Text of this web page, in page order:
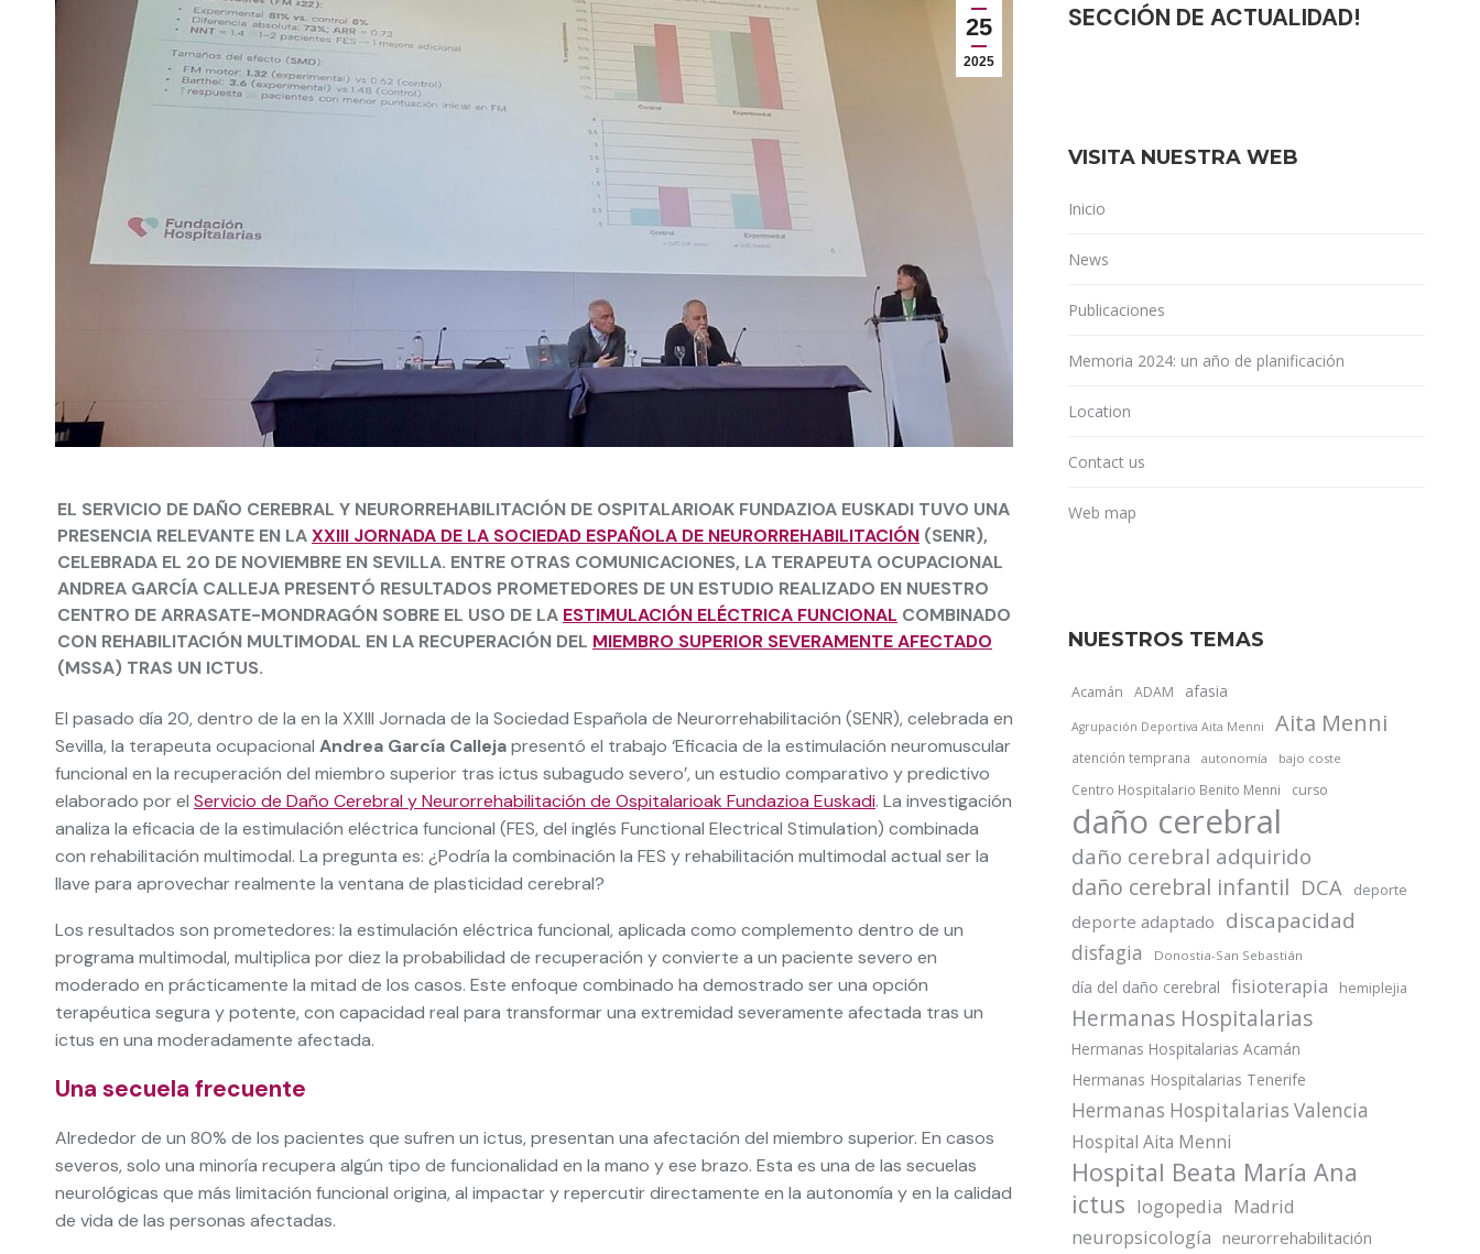
25
2025
EL SERVICIO DE DAÑO CEREBRAL Y NEURORREHABILITACIÓN DE OSPITALARIOAK FUNDAZIOA EUSKADI TUVO UNA
PRESENCIA RELEVANTE EN LAXXIII JORNADA DE LA SOCIEDAD ESPAÑOLA DE NEURORREHABILITACIÓN (SENR),
CELEBRADA EL 20 DE NOVIEMBRE EN SEVILLA. ENTRE OTRAS COMUNICACIONES, LA TERAPEUTA OCUPACIONAL
ANDREA GARCÍA CALLEJA PRESENTÓ RESULTADOS PROMETEDORES DE UN ESTUDIO REALIZADO EN NUESTRO
CENTRO DE ARRASATE-MONDRAGÓN SOBRE EL USO DE LA ESTIMULACIÓN ELÉCTRICA FUNCIONAL COMBINADO
CON REHABILITACIÓN MULTIMODAL EN LA RECUPERACIÓN DEL MIEMBRO SUPERIOR SEVERAMENTE AFECTADO
(MSSA) TRAS UN ICTUS.
El pasado día 20, dentro de la en la XXIII Jornada de la Sociedad Española de Neurorrehabilitación (SENR), celebrada en
Sevilla, la terapeuta ocupacional Andrea García Callejapresentó el trabajo ‘Eficacia de la estimulación neuromuscular
funcional en la recuperación del miembro superior tras ictus subagudo severo’, un estudio comparativo y predictivo
elaborado por el Servicio de Daño Cerebral y Neurorrehabilitación de Ospitalarioak Fundazioa Euskadi. La investigación
analiza la eficacia de la estimulación eléctrica funcional (FES, del inglés Functional Electrical Stimulation) combinada
con rehabilitación multimodal. La pregunta es: ¿Podría la combinación la FES y rehabilitación multimodal actual ser la
llave para aprovechar realmente la ventana de plasticidad cerebral?
Los resultados son prometedores: la estimulación eléctrica funcional, aplicada como complemento dentro de un
programa multimodal, multiplica por diez la probabilidad de recuperación y convierte a un paciente severo en
moderado en prácticamente la mitad de los casos. Este enfoque combinado ha demostrado ser una opción
terapéutica segura y potente, con capacidad real para transformar una extremidad severamente afectada tras un
ictus en una moderadamente afectada.
Una secuela frecuente
Alrededor de un 80% de los pacientes que sufren un ictus, presentan una afectación del miembro superior. En casos
severos, solo una minoría recupera algún tipo de funcionalidad en la mano y ese brazo. Esta es una de las secuelas
neurológicas que más limitación funcional origina, al impactar y repercutir directamente en la autonomía y en la calidad
de vida de las personas afectadas.
SECCIÓN DE ACTUALIDAD!
VISITA NUESTRA WEB
Inicio
News
Publicaciones
Memoria 2024: un año de planificación
Location
Contact us
Web map
NUESTROS TEMAS
Acamán ADAM afasia
Agrupación Deportiva Aita Menni Aita Menni
atención temprana autonomía bajo coste
Centro Hospitalario Benito Menni curso
daño cerebral
daño cerebral adquirido
daño cerebral infantil DCA deporte
deporte adaptado discapacidad
disfagia Donostia-San Sebastián
día del daño cerebral fisioterapia hemiplejia
Hermanas Hospitalarias
Hermanas Hospitalarias Acamán
Hermanas Hospitalarias Tenerife
Hermanas Hospitalarias Valencia
Hospital Aita Menni
Hospital Beata María Ana
ictus logopedia Madrid
neuropsicología neurorrehabilitación